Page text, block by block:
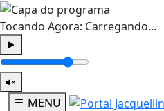
Tocando Agora: Carregando...
MENU